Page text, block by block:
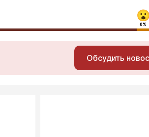
0%
Обсудить